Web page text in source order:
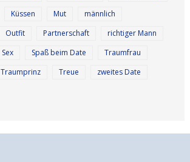
Küssen Mut
männlich
Outfit Partnerschaft
richtiger Mann
Sex Spaß beim Date
Traumfrau
Traumprinz Treue zweites Date